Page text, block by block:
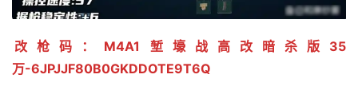
改枪码：M4A1堑壕战高改暗杀版35
万-6JPJJF80B0GKDDOTE9T6Q